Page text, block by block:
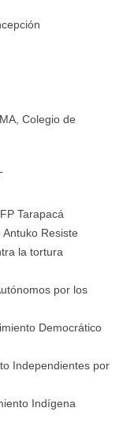
Colegio de
Tarapacá
Resiste
la tortura
por los
Democrático
Independientes por
Indígena